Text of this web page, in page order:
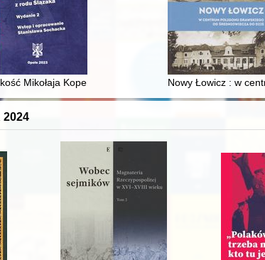
i towarzyski lokalnego mieszczaństwa w 2. poł. XIX w
Mikołaja Kopernika z rodu ŚlązakaNowy Łowicz : w
2024